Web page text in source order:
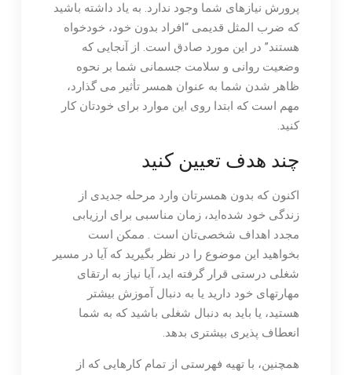
پرورش نیازهای شما وجود ندارد. به یاد داشته باشید
که ضرب المثل قدیمی “افراد بدون خود، خودخواه
هستند” در این مورد صادق است. از آنجایی که
وضعیت روانی و سلامت جسمانی شما بر نحوه
ظاهر شدن شما به عنوان همسر تأثیر می گذارد،
مهم است که ابتدا روی این موارد برای خودتان کار
کنید.
چند هدف تعیین کنید
اکنون که بدون همسرتان وارد مرحله جدیدی از
زندگی خود شده‌اید، زمان مناسبی برای ارزیابی
مجدد اهداف شخصی‌تان است . ممکن است
بخواهید این موضوع را در نظر بگیرید که آیا در مسیر
شغلی درستی قرار گرفته اید، آیا نیاز به ارتقای
مهارتهای خود دارید یا به دنبال آموزش بیشتر
هستید، یا باید به دنبال شغلی باشید که به شما
انعطاف پذیری بیشتری بدهد.
همچنین، با تهیه فهرستی از تمام کارهایی که از